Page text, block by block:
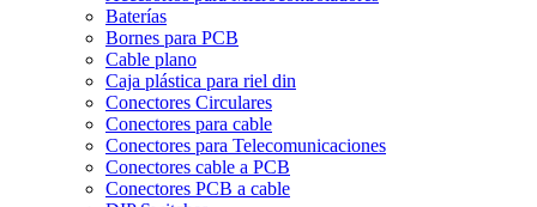
Baterías
Bornes para PCB
Cable plano
Caja plástica para riel din
Conectores Circulares
Conectores para cable
Conectores para Telecomunicaciones
Conectores cable a PCB
Conectores PCB a cable